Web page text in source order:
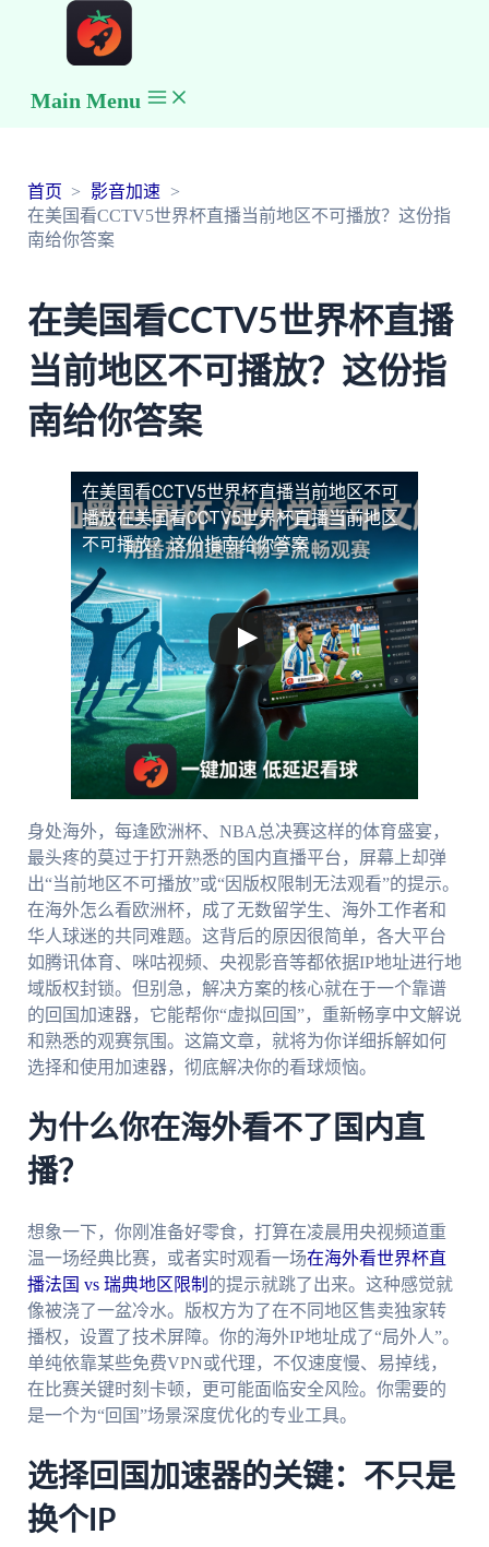
Main Menu
首页
影音加速
在美国看CCTV5世界杯直播当前地区不可播放？这份指
南给你答案
在美国看CCTV5世界杯直播
当前地区不可播放？这份指
南给你答案
在美国看CCTV5世界杯直播当前地区不可
播放在美国看CCTV5世界杯直播当前地区
不可播放？这份指南给你答案
身处海外，每逢欧洲杯、NBA总决赛这样的体育盛宴，
最头疼的莫过于打开熟悉的国内直播平台，屏幕上却弹
出“当前地区不可播放”或“因版权限制无法观看”的提示。
在海外怎么看欧洲杯，成了无数留学生、海外工作者和
华人球迷的共同难题。这背后的原因很简单，各大平台
如腾讯体育、咪咕视频、央视影音等都依据IP地址进行地
域版权封锁。但别急，解决方案的核心就在于一个靠谱
的回国加速器，它能帮你“虚拟回国”，重新畅享中文解说
和熟悉的观赛氛围。这篇文章，就将为你详细拆解如何
选择和使用加速器，彻底解决你的看球烦恼。
为什么你在海外看不了国内直
播？
想象一下，你刚准备好零食，打算在凌晨用央视频道重
温一场经典比赛，或者实时观看一场在海外看世界杯直
播法国 vs 瑞典地区限制 的提示就跳了出来。这种感觉就
像被浇了一盆冷水。版权方为了在不同地区售卖独家转
播权，设置了技术屏障。你的海外IP地址成了“局外人”。
单纯依靠某些免费VPN或代理，不仅速度慢、易掉线，
在比赛关键时刻卡顿，更可能面临安全风险。你需要的
是一个为“回国”场景深度优化的专业工具。
选择回国加速器的关键：不只是
换个IP